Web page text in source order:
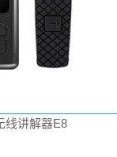
线讲解器E8